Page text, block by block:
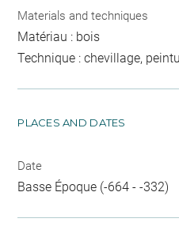
Materials and techniques
Matériau : bois
Technique : chevillage,
PLACES AND DATES
Date
Basse Époque (-664 - -332)